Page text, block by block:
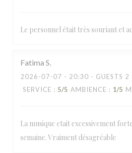
Le personnel était très souriant et
Fatima S
2026-07-07 - 20:30 - GUESTS 2
SERVICE : 5/5 AMBIENCE : 1/5
La musique etait excessivement
semaine. Vraiment désagréable